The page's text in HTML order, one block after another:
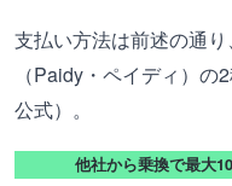
支払い方法は前述の通
（Paidy・ペイディ）
公式）。
他社から乗換で最大